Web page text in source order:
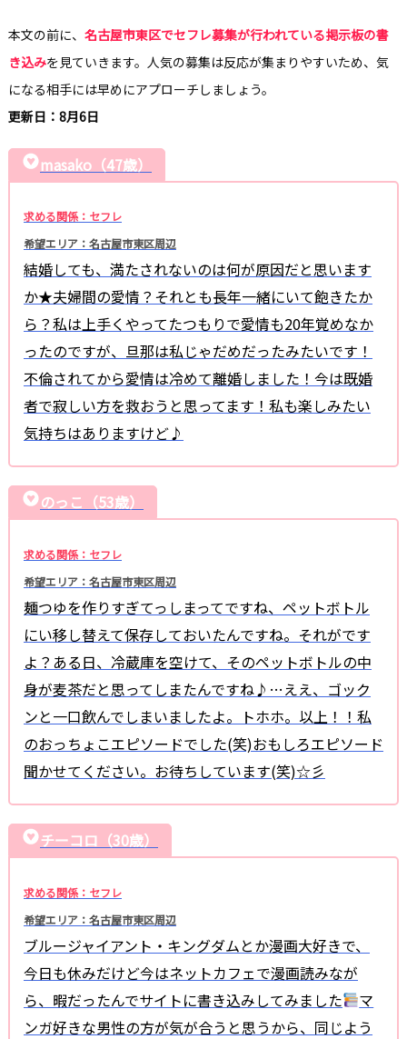
本文の前に、 名古屋市東区でセフレ募集が行われている掲示板の書
き込みを見ていきます。人気の募集は反応が集まりやすいため、気
になる相手には早めにアプローチしましょう。
更新日：8月6日
masako（47歳）
求める関係：セフレ
希望エリア：名古屋市東区周辺
結婚しても、満たされないのは何が原因だと思います
か★夫婦間の愛情？それとも長年一緒にいて飽きたか
ら？私は上手くやってたつもりで愛情も20年覚めなか
ったのですが、旦那は私じゃだめだったみたいです！
不倫されてから愛情は冷めて離婚しました！今は既婚
者で寂しい方を救おうと思ってます！私も楽しみたい
気持ちはありますけど♪
のっこ（53歳）
求める関係：セフレ
希望エリア：名古屋市東区周辺
麺つゆを作りすぎてっしまってですね、ペットボトル
にい移し替えて保存しておいたんですね。それがです
よ？ある日、冷蔵庫を空けて、そのペットボトルの中
身が麦茶だと思ってしまたんですね♪…ええ、ゴック
ンと一口飲んでしまいましたよ。トホホ。以上！！私
のおっちょこエピソードでした(笑)おもしろエピソード
聞かせてください。お待ちしています(笑)☆彡
チーコロ（30歳）
求める関係：セフレ
希望エリア：名古屋市東区周辺
ブルージャイアント・キングダムとか漫画大好きで、
今日も休みだけど今はネットカフェで漫画読みなが
ら、暇だったんでサイトに書き込みしてみました
マ
ンガ好きな男性の方が気が合うと思うから、同じよう